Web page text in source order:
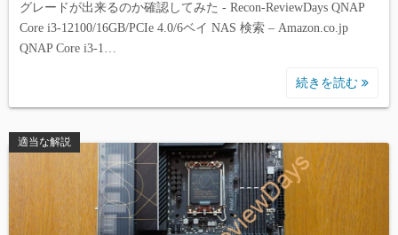
グレードが出来るのか確認してみた - Recon-ReviewDays QNAP
Core i3-12100/16GB/PCIe 4.0/6ベイ NAS 検索 – Amazon.co.jp
QNAP Core i3-1…
続きを読む
適当な解説